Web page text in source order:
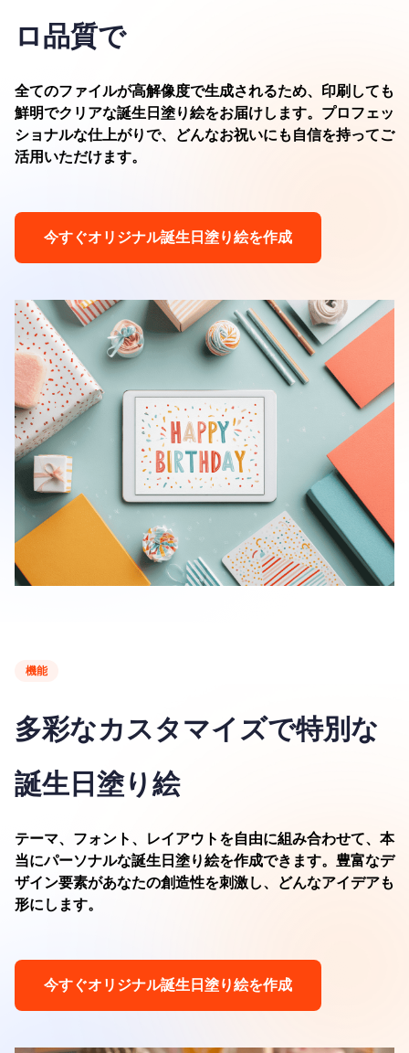
ロ品質で
全てのファイルが高解像度で生成されるため、印刷しても
鮮明でクリアな誕生日塗り絵をお届けします。プロフェッ
ショナルな仕上がりで、どんなお祝いにも自信を持ってご
活用いただけます。
今すぐオリジナル誕生日塗り絵を作成
機能
多彩なカスタマイズで特別な
誕生日塗り絵
テーマ、フォント、レイアウトを自由に組み合わせて、本
当にパーソナルな誕生日塗り絵を作成できます。豊富なデ
ザイン要素があなたの創造性を刺激し、どんなアイデアも
形にします。
今すぐオリジナル誕生日塗り絵を作成